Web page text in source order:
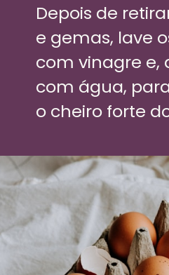
Depois de
e gemas, lave
com vinagre e,
com água,
o cheiro forte